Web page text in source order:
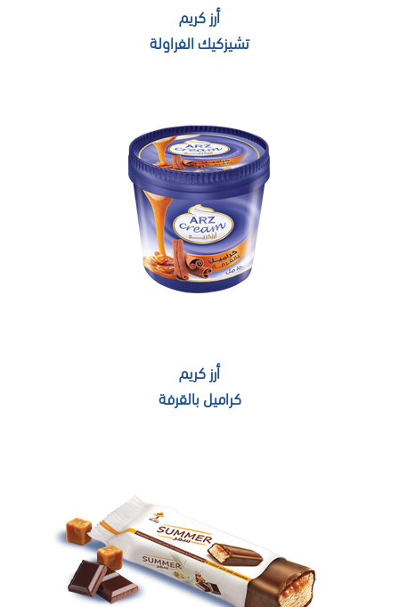
أرز كريم
تشيزكيك الفراولة
أرز كريم
كراميل بالقرفة